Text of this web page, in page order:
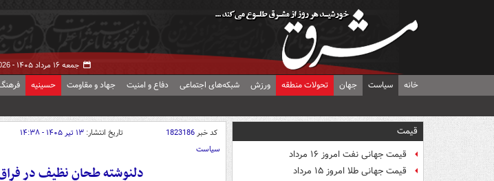
جمعه ۱۶ مرداد ۱۴۰۵ -
خانه سیاست جهان تحولات منطقه ورزش شبکه‌های اجتماعی دفاع و امنیت جهاد و مقاومت حسینیه
قیمت
قیمت جهانی نفت امروز ۱۶ مرداد
قیمت جهانی طلا امروز ۱۵ مرداد
کد خبر1823186 تاریخ انتشار: ۱۳ تیر ۱۴۰۵ - ۱۴:۳۸
سیاست
دلنوشته‌ طحان نظیف در